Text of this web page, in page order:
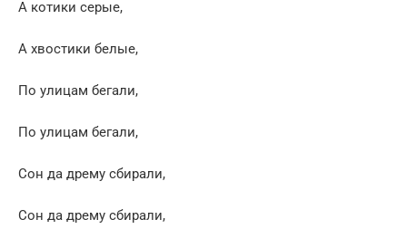
А котики серые,
А хвостики белые,
По улицам бегали,
По улицам бегали,
Сон да дрему сбирали,
Сон да дрему сбирали,